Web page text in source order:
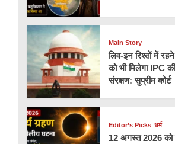
Main Story
लिव-इन रिश्तों में
को भी मिलेगा IPC
संरक्षण: सुप्रीम कोर्ट
Editor’s Picks धर्म
12 अगस्त 2026 को